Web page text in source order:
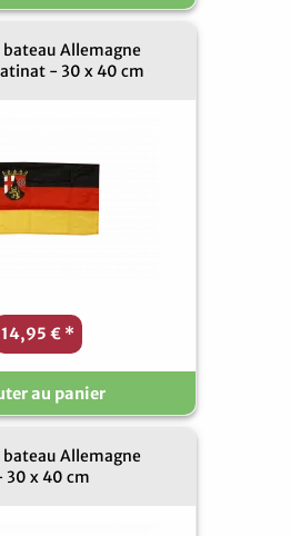
Allemagne
- 30 x 40 cm
14,95 € *
au panier
Allemagne
30 x 40 cm